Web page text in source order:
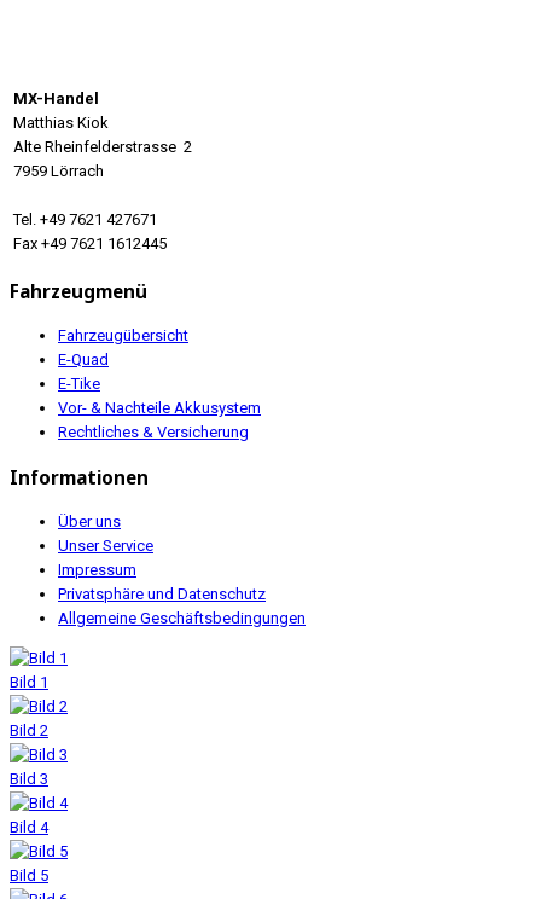
MX-Handel
Matthias Kiok
Alte Rheinfelderstrasse 2
7959 Lörrach
Tel. +49 7621 427671
Fax +49 7621 1612445
Fahrzeugmenü
Fahrzeugübersicht
E-Quad
E-Tike
Vor- & Nachteile Akkusystem
Rechtliches & Versicherung
Informationen
Über uns
Unser Service
Impressum
Privatsphäre und Datenschutz
Allgemeine Geschäftsbedingungen
Bild 1
Bild 2
Bild 3
Bild 4
Bild 5